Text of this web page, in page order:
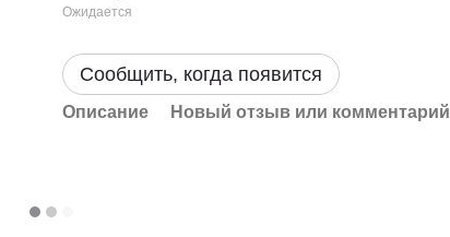
Ожидается
Сообщить, когда появится
Описание Новый отзыв или комментарий